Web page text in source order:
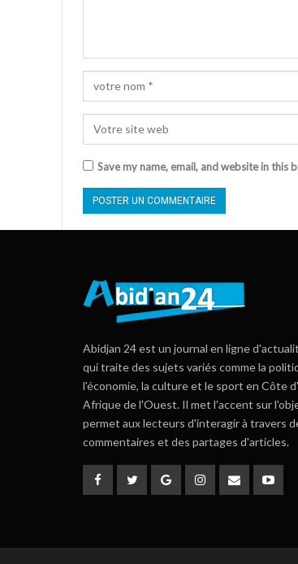
Save my name, email, and website in
Abidjan 24 est un journal en ligne
qui traite des sujets variés comme la
l'économie, la culture et le sport en Côte
Afrique de l'Ouest. Il met l'accent sur
permet aux lecteurs d'interagir à travers
commentaires et des partages d'articles.